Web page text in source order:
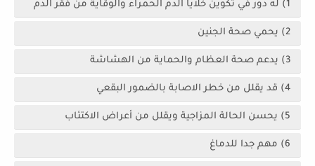
1) له دور في تكوين خلايا الدم الحمراء والوقاية من فقر الدم
2) يحمي صحة الجنين
3) يدعم صحة العظام والحماية من الهشاشة
4) قد يقلل من خطر الاصابة بالضمور البقعي
5) يحسن الحالة المزاجية ويقلل من أعراض الاكتئاب
6) مهم جدا للدماغ